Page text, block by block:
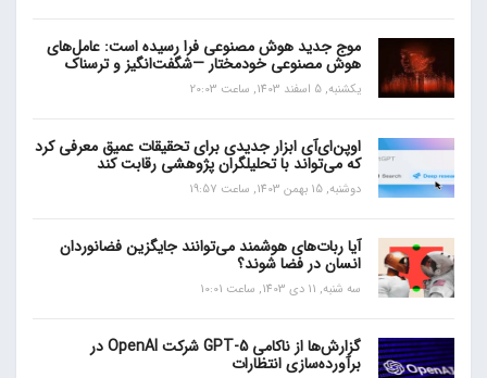
موج جدید هوش مصنوعی فرا رسیده است: عامل‌های
هوش مصنوعی خودمختار —شگفت‌انگیز و ترسناک
یکشنبه, 5 اسفند 1403, ساعت 20:03
اوپن‌ای‌آی ابزار جدیدی برای تحقیقات عمیق معرفی کرد
که می‌تواند با تحلیلگران پژوهشی رقابت کند
دوشنبه, 15 بهمن 1403, ساعت 19:57
آیا ربات‌های هوشمند می‌توانند جایگزین فضانوردان
انسان در فضا شوند؟
سه شنبه, 11 دی 1403, ساعت 10:01
گزارش‌ها از ناکامی GPT-5 شرکت OpenAI در
برآورده‌سازی انتظارات